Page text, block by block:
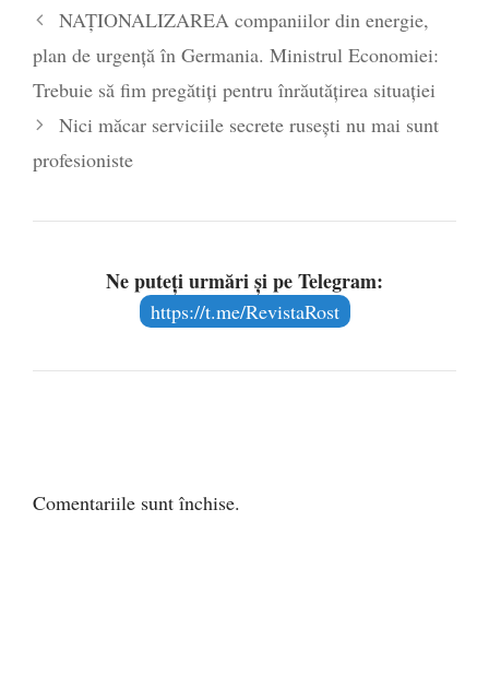
NAȚIONALIZAREA companiilor din energie,
plan de urgență în Germania. Ministrul Economiei:
Trebuie să fim pregătiţi pentru înrăutăţirea situaţiei
Nici măcar serviciile secrete rusești nu mai sunt
profesioniste
Ne puteți urmări și pe Telegram:
https://t.me/RevistaRost
Comentariile sunt închise.